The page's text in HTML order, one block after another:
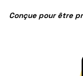
Conçue pour être